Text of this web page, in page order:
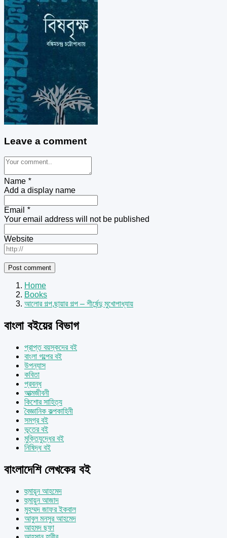
Leave a comment
Name *
Add a display name
Email *
Your email address will not be published
Website
Home
Books
আলোর গল্প,ছায়ার গল্প – শীর্ষেন্দু মুখোপাধ্যায়
বাংলা বইয়ের বিভাগ
প্রাপ্ত বয়স্কদের বই
বাংলা গল্পের বই
উপন্যাস
কবিতা
প্রবন্ধ
আত্মজীবনী
কিশোর সাহিত্য
বৈজ্ঞানিক কল্পকাহিনী
সমগ্র বই
ভূতের বই
মুক্তিযুদ্ধের বই
নিষিদ্ধ বই
বাংলাদেশি লেখকের বই
হুমায়ূন আহমেদ
হুমায়ুন আজাদ
মুহম্মদ জাফর ইকবাল
আবুল মনসুর আহমেদ
আহমদ ছফা